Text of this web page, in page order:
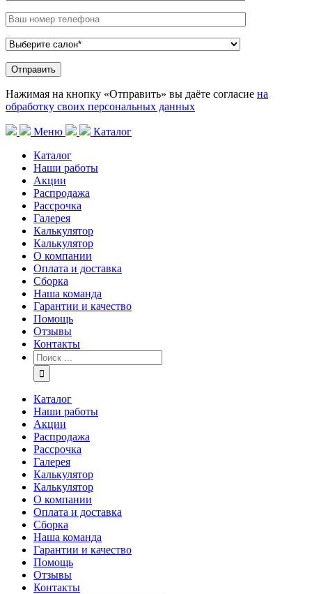
Нажимая на кнопку «Отправить» вы даёте согласие на
обработку своих персональных данных
Меню
Каталог
Каталог
Наши работы
Акции
Распродажа
Рассрочка
Галерея
Калькулятор
Калькулятор
О компании
Оплата и доставка
Сборка
Наша команда
Гарантии и качество
Помощь
Отзывы
Контакты
Каталог
Наши работы
Акции
Распродажа
Рассрочка
Галерея
Калькулятор
Калькулятор
О компании
Оплата и доставка
Сборка
Наша команда
Гарантии и качество
Помощь
Отзывы
Контакты